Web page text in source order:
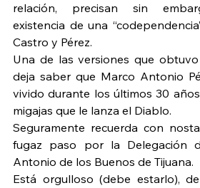
relación, precisan sin
existencia de una
Castro y Pérez.
Una de las versiones que obtuvo
deja saber que Marco Antonio
vivido durante los últimos 30
migajas que le lanza el Diablo.
Seguramente recuerda con
fugaz paso por la Delegación
Antonio de los Buenos de Tijuana.
Está orgulloso (debe estarlo),